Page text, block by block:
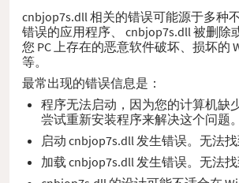
cnbjop7s.dll 相关的错误可能源于多种
错误的应用程序、 cnbjop7s.dll 被删除
您 PC 上存在的恶意软件破坏、损坏的
等。
最常出现的错误信息是：
程序无法启动，因为您的计算机缺
尝试重新安装程序来解决这个问题。
启动 cnbjop7s.dll 发生错误。无法
加载 cnbjop7s.dll 发生错误。无法